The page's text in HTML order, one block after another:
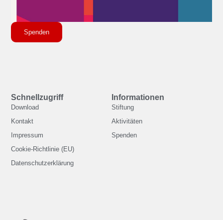
Informationen
Stiftung
Aktivitäten
Spenden
Schnellzugriff
Download
Kontakt
Impressum
Cookie-Richtlinie (EU)
Datenschutzerklärung
Spenden